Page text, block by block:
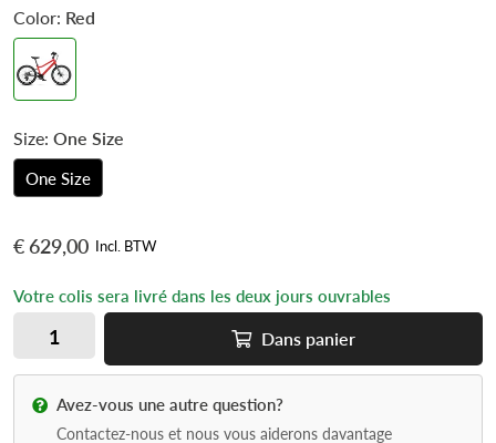
pneus tout-terrain
plaisir sur tous les terrains. Son
rapports
tandis que sa
Color: Red
Size: One Size
One Size
€ 629,00 Incl. BTW
Votre colis sera livré dans les deux jours ouvrables
Dans panier
Avez-vous une autre question?
Contactez-nous et nous vous aiderons davantage